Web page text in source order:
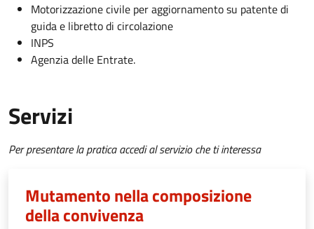
Motorizzazione civile per aggiornamento su patente di
guida e libretto di circolazione
INPS
Agenzia delle Entrate.
Servizi
Per presentare la pratica accedi al servizio che ti interessa
Mutamento nella composizione
della convivenza